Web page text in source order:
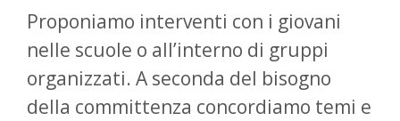
Proponiamo interventi con i giovani
nelle scuole o all’interno di gruppi
organizzati. A seconda del bisogno
della committenza concordiamo temi e